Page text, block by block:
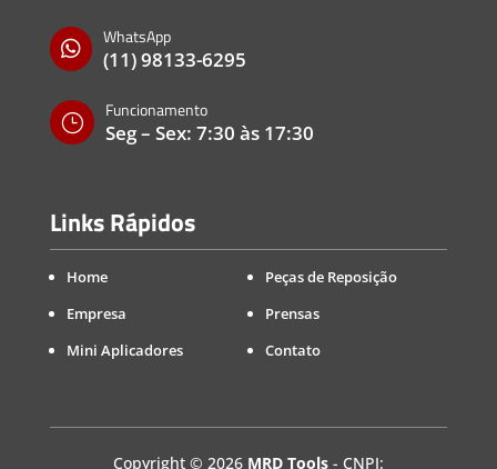

WhatsApp
(11) 98133-6295
}
Funcionamento
Seg – Sex: 7:30 às 17:30
Links Rápidos
Home
Empresa
Mini Aplicadores
Peças de Reposição
Prensas
Contato
Copyright © 2026 MRD Tools- CNPJ: